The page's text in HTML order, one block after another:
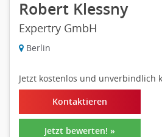
Robert Klessny
Expertry GmbH
Berlin
Jetzt kostenlos und unverbindlich
Kontaktieren
Jetzt bewerten! »